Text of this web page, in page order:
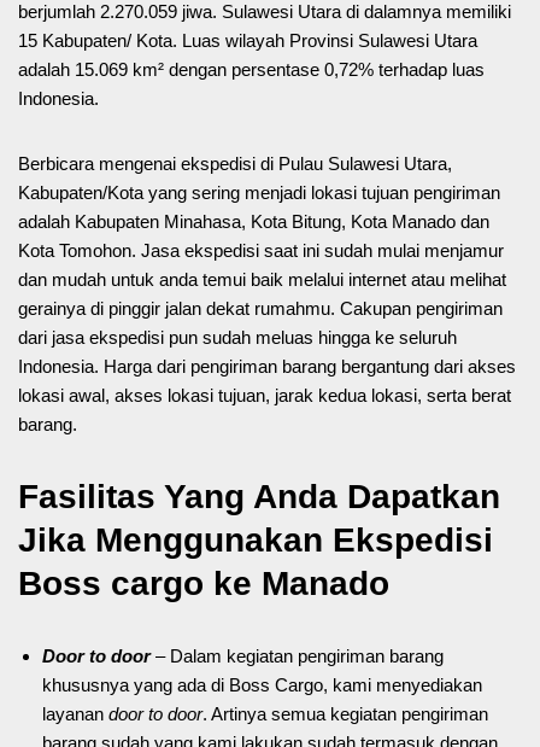
berjumlah 2.270.059 jiwa. Sulawesi Utara di dalamnya memiliki
15 Kabupaten/ Kota. Luas wilayah Provinsi Sulawesi Utara
adalah 15.069 km² dengan persentase 0,72% terhadap luas
Indonesia.
Berbicara mengenai ekspedisi di Pulau Sulawesi Utara,
Kabupaten/Kota yang sering menjadi lokasi tujuan pengiriman
adalah Kabupaten Minahasa, Kota Bitung, Kota Manado dan
Kota Tomohon. Jasa ekspedisi saat ini sudah mulai menjamur
dan mudah untuk anda temui baik melalui internet atau melihat
gerainya di pinggir jalan dekat rumahmu. Cakupan pengiriman
dari jasa ekspedisi pun sudah meluas hingga ke seluruh
Indonesia. Harga dari pengiriman barang bergantung dari akses
lokasi awal, akses lokasi tujuan, jarak kedua lokasi, serta berat
barang.
Fasilitas Yang Anda Dapatkan
Jika Menggunakan Ekspedisi
Boss cargo ke Manado
Door to door – Dalam kegiatan pengiriman barang
khususnya yang ada di Boss Cargo, kami menyediakan
layanan door to door. Artinya semua kegiatan pengiriman